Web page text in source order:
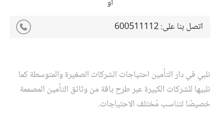
أو
اتصل بنا على:600511112
نلبي في دار التأمين احتياجات الشركات الصغيرة والمتوسطة كما
نلبيها للشركات الكبيرة عبر طرح باقة من وثائق التأمين المصممة
خصيصًا لتناسب مُختلف الاحتياجات.